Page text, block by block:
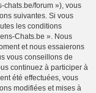
chats.be/forum »), vous
suivantes. Si vous
les conditions
Chats.be ». Nous
et nous essaierons
vous conseillons de
continuez à participer à
été effectuées, vous
modifiées et mises à